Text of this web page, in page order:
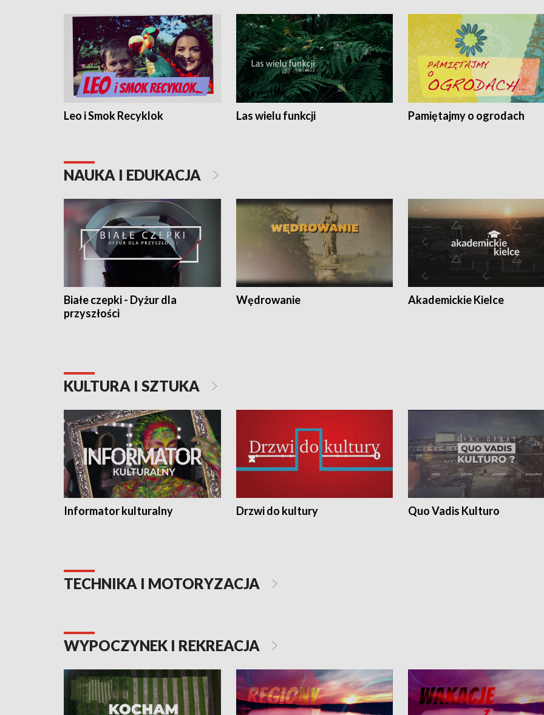
Leo i Smok Recyklok Las wielu funkcji Pamiętajmy o ogrodach
NAUKA I EDUKACJA
Białe czepki - Dyżur dla
przyszłości
Wędrowanie Akademickie Kielce
KULTURA I SZTUKA
Informator kulturalny Drzwi do kultury Quo Vadis Kulturo
TECHNIKA I MOTORYZACJA
WYPOCZYNEK I REKREACJA